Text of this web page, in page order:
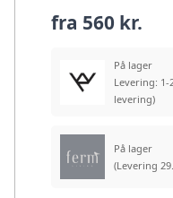
fra 560 kr.
På lager
Levering: 1-
levering)
På lager
(Levering